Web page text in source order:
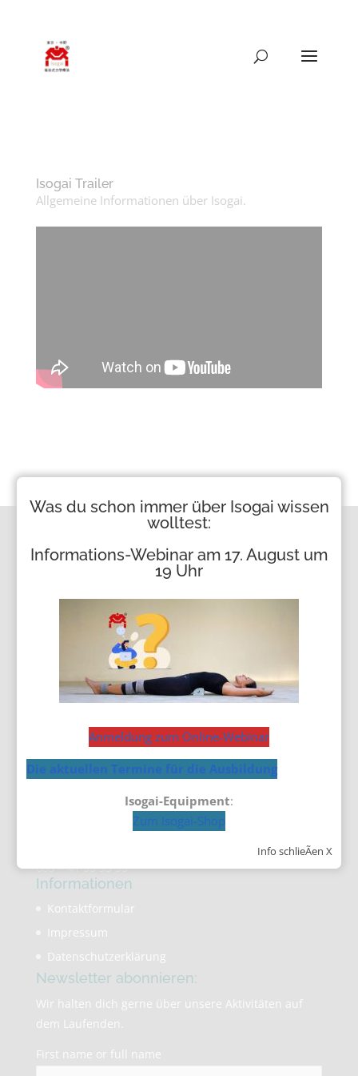
Isogai Trailer
Allgemeine Informationen über Isogai.
Marke Isogai®
Markenrechte und
Sandra Sämmer
Kontaktdaten
Isogai-Akademie
o89 – 41 55 93 35
Informationen
Kontaktformular
Impressum
Datenschutzerklärung
Newsletter abonnieren:
Wir halten dich gerne über unsere Aktivitäten auf
dem Laufenden.
First name or full name
Info schlieÃen X
Was du schon immer über Isogai wissen
wolltest:
Informations-Webinar am 17. August um
19 Uhr
Anmeldung zum Online-Webinar
Die aktuellen Termine für die Ausbildung
Isogai-Equipment:
Zum Isogai-Shop